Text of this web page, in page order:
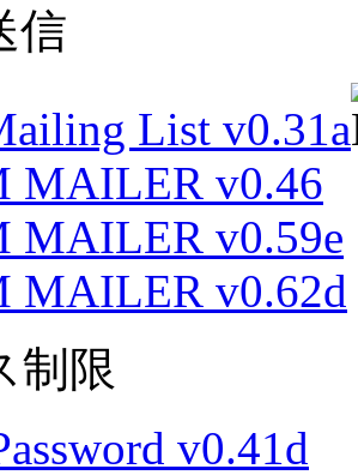
信
List v0.31a
MAILER v0.46
MAILER v0.59e
MAILER v0.62d
制限
v0.41d